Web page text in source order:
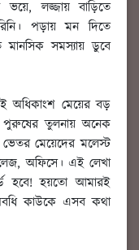
লজ্জায় বাড়িতে
পড়ায় মন দিতে
সমস্যায় ডুবে
অধিকাংশ মেয়ের বড়
পুরুষের তুলনায় অনেক
মেয়েদের মলেস্ট
অফিসে। এই লেখা
হবে! হয়তো আমারই
কাউকে এসব কথা